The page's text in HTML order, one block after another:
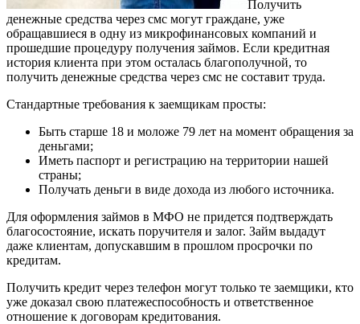
Получить
денежные средства через смс могут граждане, уже
обращавшиеся в одну из микрофинансовых компаний и
прошедшие процедуру получения займов. Если кредитная
история клиента при этом осталась благополучной, то
получить денежные средства через смс не составит труда.
Стандартные требования к заемщикам просты:
Быть старше 18 и моложе 79 лет на момент обращения за
деньгами;
Иметь паспорт и регистрацию на территории нашей
страны;
Получать деньги в виде дохода из любого источника.
Для оформления займов в МФО не придется подтверждать
благосостояние, искать поручителя и залог. Займ выдадут
даже клиентам, допускавшим в прошлом просрочки по
кредитам.
Получить кредит через телефон могут только те заемщики, кто
уже доказал свою платежеспособность и ответственное
отношение к договорам кредитования.